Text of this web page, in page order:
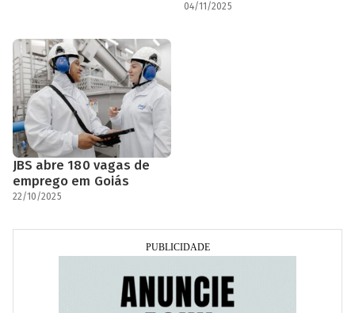
04/11/2025
JBS abre 180 vagas de
emprego em Goiás
22/10/2025